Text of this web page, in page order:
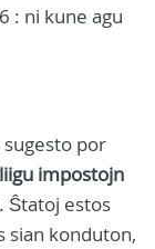
: ni kune agu
por
impostojn
. Ŝtatoj estos
sian konduton,